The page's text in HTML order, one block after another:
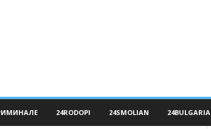
24RODOPI 24SMOLIAN 24BULGARIA